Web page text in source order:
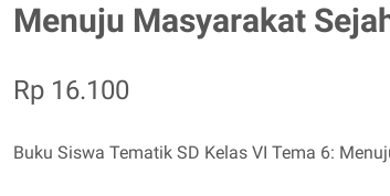
Menuju Masyarakat
Rp 16.100
Buku Siswa Tematik SD Kelas VI Tema 6: